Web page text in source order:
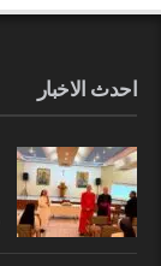
احدث الاخبار